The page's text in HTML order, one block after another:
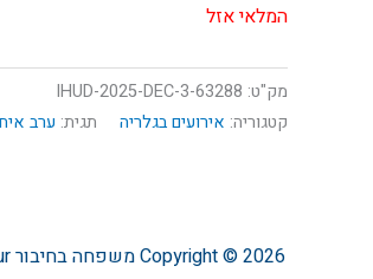
המלאי אזל
מק"ט: 63288-IHUD-2025-DEC-3
קטגוריה: אירועים בגלריה תגית: ערב
Copyright © 2026משפחה בחיבור